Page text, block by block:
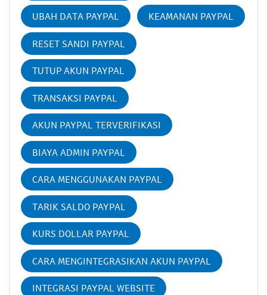
UBAH DATA PAYPAL KEAMANAN PAYPAL
RESET SANDI PAYPAL
TUTUP AKUN PAYPAL
TRANSAKSI PAYPAL
AKUN PAYPAL TERVERIFIKASI
BIAYA ADMIN PAYPAL
CARA MENGGUNAKAN PAYPAL
TARIK SALDO PAYPAL
KURS DOLLAR PAYPAL
CARA MENGINTEGRASIKAN AKUN PAYPAL
INTEGRASI PAYPAL WEBSITE